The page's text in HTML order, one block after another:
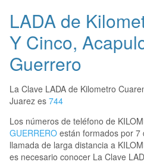
LADA de
Y Cinco,
Guerrero
La Clave LADA de Kilometro
Juarez es 744
Los números de teléfono de
GUERRERO están formados por
llamada de larga distancia a
es necesario conocer La Clave